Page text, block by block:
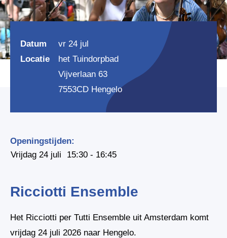
Datum
vr 24 jul
Locatie
het Tuindorpbad
Vijverlaan 63
7553CD Hengelo
Openingstijden:
Vrijdag 24 juli
15:30 - 16:45
Ricciotti Ensemble
Het Ricciotti per Tutti Ensemble uit Amsterdam komt
vrijdag 24 juli 2026 naar Hengelo.